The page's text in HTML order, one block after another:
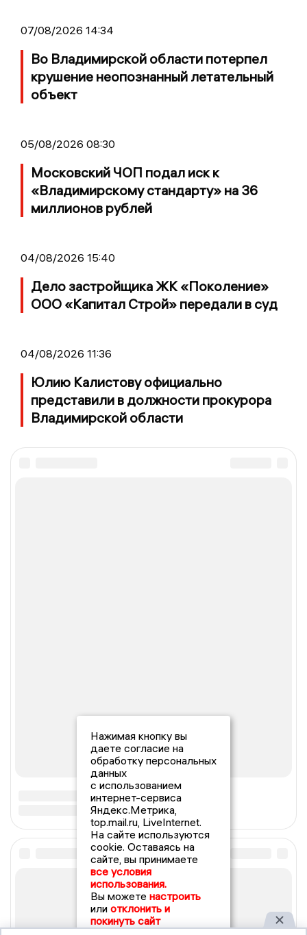
07/08/2026 14:34
Во Владимирской области потерпел
крушение неопознанный летательный
объект
05/08/2026 08:30
Московский ЧОП подал иск к
«Владимирскому стандарту» на 36
миллионов рублей
04/08/2026 15:40
Дело застройщика ЖК «Поколение»
ООО «Капитал Строй» передали в суд
04/08/2026 11:36
Юлию Калистову официально
представили в должности прокурора
Владимирской области
Нажимая кнопку вы
даете согласие на
обработку персональных
данных
с использованием
интернет-сервиса
Яндекс.Метрика,
top.mail.ru, LiveInternet.
На сайте используются
cookie. Оставаясь на
сайте, вы принимаете
все условия
использования.
Вы можете настроить
или отклонить и
покинуть сайт